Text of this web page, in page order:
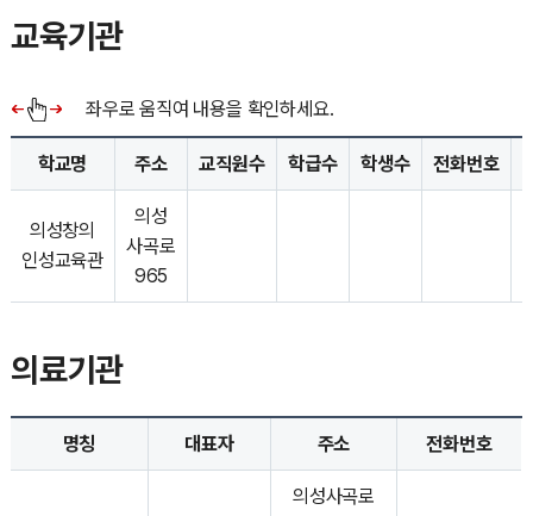
교육기관
좌우로 움직여 내용을 확인하세요.
학교명 주소 교직원수 학급수 학생수 전화번호
의성창의
인성교육관
의성
사곡로
965
의료기관
명칭 대표자 주소 전화번호
의성사곡로